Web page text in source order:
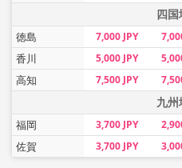
四国
徳島 7,000 JPY
香川 5,000 JPY
高知 7,500 JPY
九州
福岡 3,700 JPY
佐賀 3,700 JPY